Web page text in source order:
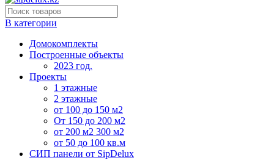
В категории
Домокомплекты
Построенные объекты
2023 год.
Проекты
1 этажные
2 этажные
от 100 до 150 м2
От 150 до 200 м2
от 200 м2 300 м2
от 50 до 100 кв.м
СИП панели от SipDelux